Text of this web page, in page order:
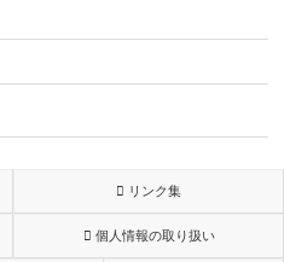
リンク集
個人情報の取り扱い